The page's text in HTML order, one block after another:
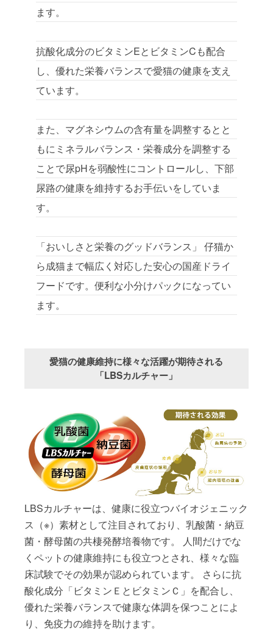
ます。
抗酸化成分のビタミンEとビタミンCも配合
し、優れた栄養バランスで愛猫の健康を支え
ています。
また、マグネシウムの含有量を調整するとと
もにミネラルバランス・栄養成分を調整する
ことで尿pHを弱酸性にコントロールし、下部
尿路の健康を維持するお手伝いをしていま
す。
「おいしさと栄養のグッドバランス」 仔猫か
ら成猫まで幅広く対応した安心の国産ドライ
フードです。便利な小分けパックになってい
ます。
愛猫の健康維持に様々な活躍が期待される
「LBSカルチャー」
LBSカルチャーは、健康に役立つバイオジェニック
ス（※）素材として注目されており、乳酸菌・納豆
菌・酵母菌の共棲発酵培養物です。 人間だけでな
くペットの健康維持にも役立つとされ、様々な臨
床試験でその効果が認められています。 さらに抗
酸化成分「ビタミンＥとビタミンＣ」を配合し、
優れた栄養バランスで健康な体調を保つことによ
り、免疫力の維持を助けます。